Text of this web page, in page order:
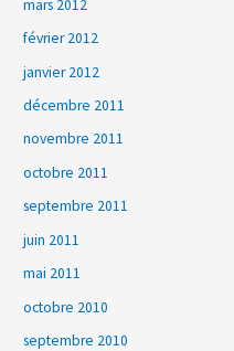
mars 2012
février 2012
janvier 2012
décembre 2011
novembre 2011
octobre 2011
septembre 2011
juin 2011
mai 2011
octobre 2010
septembre 2010